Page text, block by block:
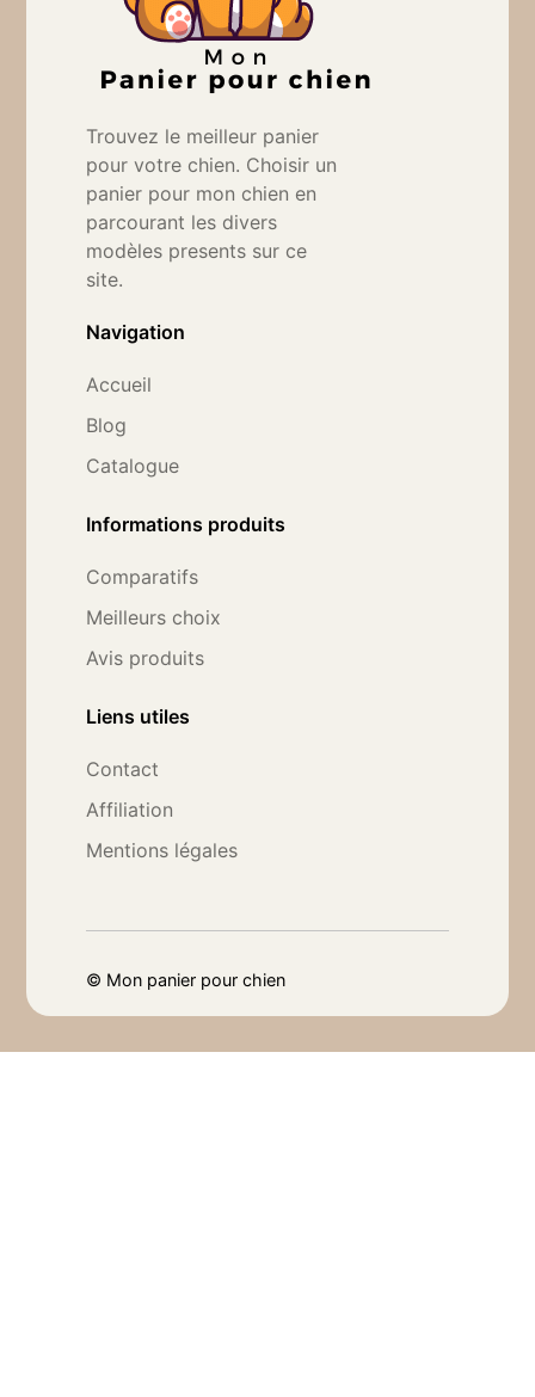
Trouvez le meilleur panier
pour votre chien. Choisir un
panier pour mon chien en
parcourant les divers
modèles presents sur ce
site.
Navigation
Accueil
Blog
Catalogue
Informations produits
Comparatifs
Meilleurs choix
Avis produits
Liens utiles
Contact
Affiliation
Mentions légales
© Mon panier pour chien